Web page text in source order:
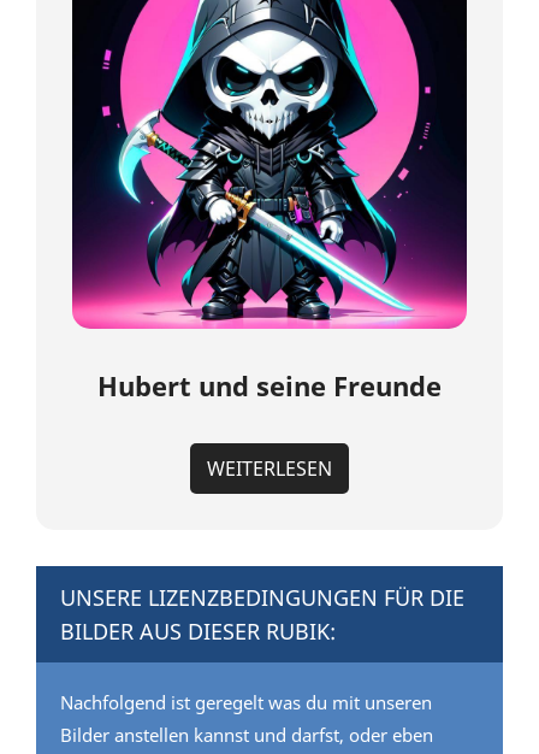
Hubert und seine Freunde
WEITERLESEN
UNSERE LIZENZBEDINGUNGEN FÜR DIE
BILDER AUS DIESER RUBIK:
Nachfolgend ist geregelt was du mit unseren
Bilder anstellen kannst und darfst, oder eben